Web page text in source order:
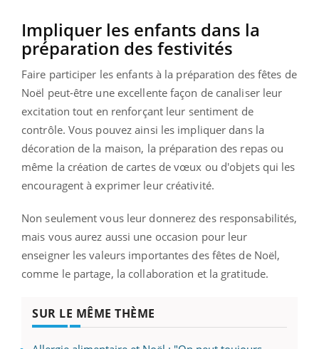
Impliquer les enfants dans la
préparation des festivités
Faire participer les enfants à la préparation des fêtes de
Noël peut-être une excellente façon de canaliser leur
excitation tout en renforçant leur sentiment de
contrôle. Vous pouvez ainsi les impliquer dans la
décoration de la maison, la préparation des repas ou
même la création de cartes de vœux ou d'objets qui les
encouragent à exprimer leur créativité.
Non seulement vous leur donnerez des responsabilités,
mais vous aurez aussi une occasion pour leur
enseigner les valeurs importantes des fêtes de Noël,
comme le partage, la collaboration et la gratitude.
SUR LE MÊME THÈME